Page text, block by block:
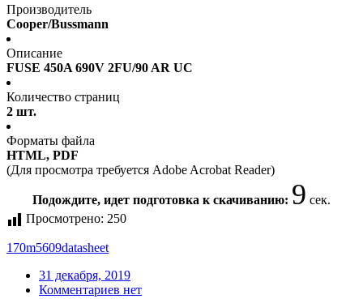
Производитель
Cooper/Bussmann
Описание
FUSE 450A 690V 2FU/90 AR UC
Количество страниц
2 шт.
Форматы файла
HTML, PDF
(Для просмотра требуется Adobe Acrobat Reader)
Подождите, идет подготовка к скачиванию: 9 сек.
Просмотрено: 250
170m5609datasheet
31 декабря, 2019
Комментариев нет